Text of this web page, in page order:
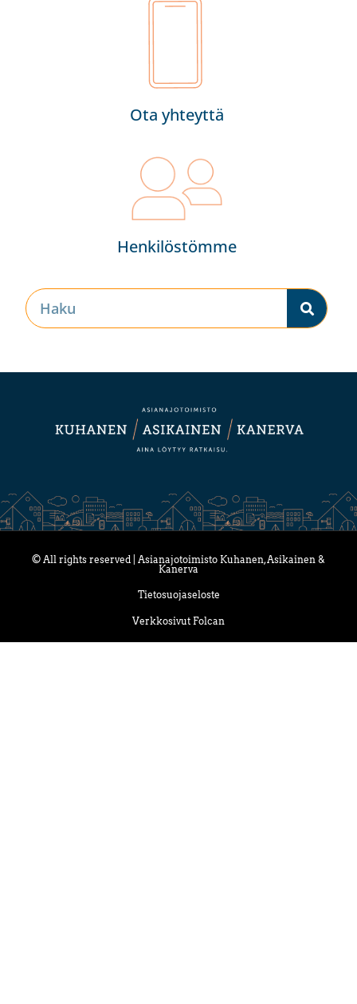
Ota yhteyttä
Henkilöstömme
© All rights reserved | Asianajotoimisto Kuhanen, Asikainen &
Kanerva
Tietosuojaseloste
Verkkosivut Folcan